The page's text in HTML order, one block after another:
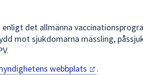
det allmänna
mot sjukdomarna mässling,
webbplats .